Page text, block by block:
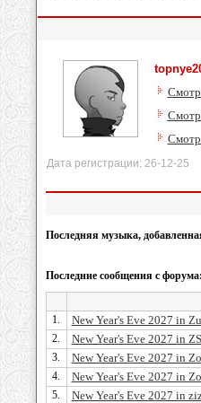
Дата регистрации: 26-12-
Последняя музыка,
Последние сообщения с форума:
1. New Year's Eve 2027 in
2. New Year's Eve 2027 in
3. New Year's Eve 2027 in
4. New Year's Eve 2027 in
5. New Year's Eve 2027 in